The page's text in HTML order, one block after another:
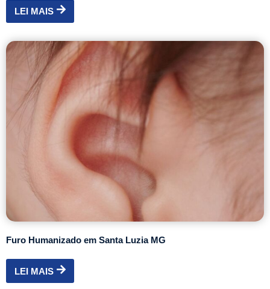
LEI MAIS
Furo Humanizado em Santa Luzia MG
LEI MAIS